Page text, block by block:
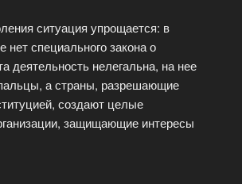
ситуация упрощается: в
нет специального закона о
деятельность нелегальна, на нее
а страны, разрешающие
создают целые
защищающие интересы